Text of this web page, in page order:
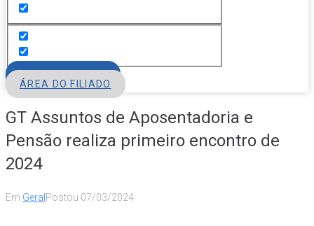
ÁREA DO FILIADO
GT Assuntos de Aposentadoria e
Pensão realiza primeiro encontro de
2024
Em Geral Postou 07/03/2024